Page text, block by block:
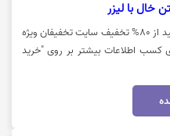
شما از طریق سایت تخفیف هات می توانید از 80% تخفیف سایت تخفیفان ویژه
کسب اطلاعات بیشتر بر روی "خرید